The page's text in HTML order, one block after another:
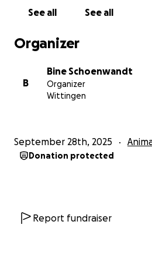
• Auch das Teilen dieser
Hier auf der Kampagne
Updates zu den beiden
See all See all
Organizer
B
Bine Schoenwandt
Organizer
Wittingen
September 28th, 2025
Donation protected
Report fundraiser